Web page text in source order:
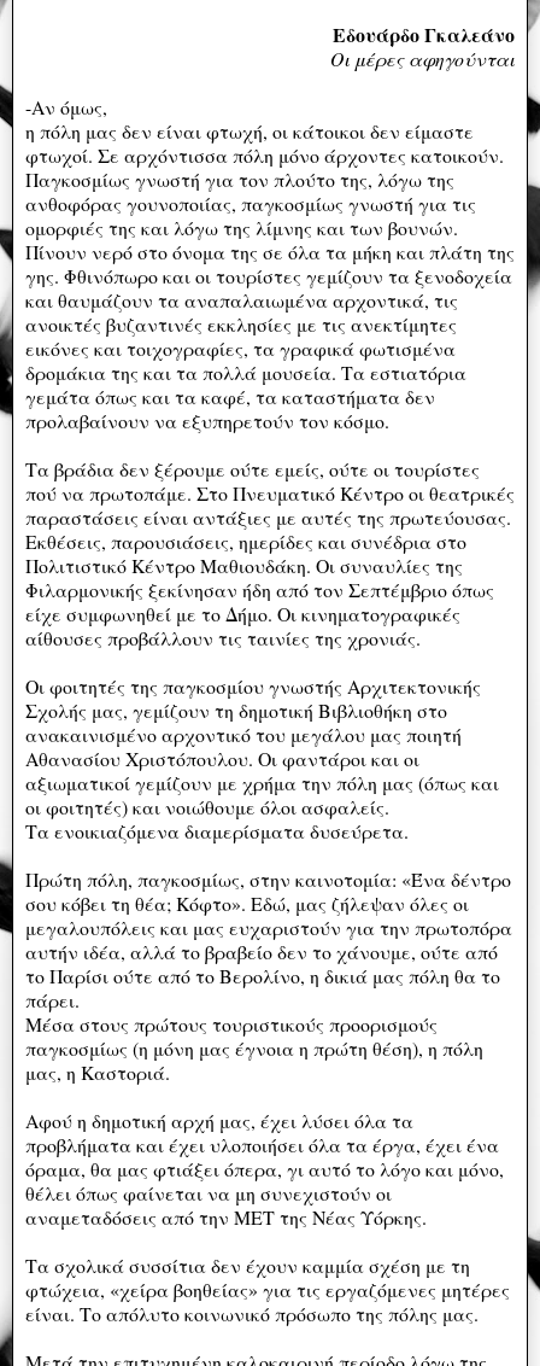
Εδουάρδο Γκαλεάνο
Οι μέρες αφηγούνται
-Αν όμως,
η πόλη μας δεν είναι φτωχή, οι κάτοικοι δεν είμαστε
φτωχοί. Σε αρχόντισσα πόλη μόνο άρχοντες κατοικούν.
Παγκοσμίως γνωστή για τον πλούτο της, λόγω της
ανθοφόρας γουνοποιίας, παγκοσμίως γνωστή για τις
ομορφιές της και λόγω της λίμνης και των βουνών.
Πίνουν νερό στο όνομα της σε όλα τα μήκη και πλάτη της
γης. Φθινόπωρο και οι τουρίστες γεμίζουν τα ξενοδοχεία
και θαυμάζουν τα αναπαλαιωμένα αρχοντικά, τις
ανοικτές βυζαντινές εκκλησίες με τις ανεκτίμητες
εικόνες και τοιχογραφίες, τα γραφικά φωτισμένα
δρομάκια της και τα πολλά μουσεία. Τα εστιατόρια
γεμάτα όπως και τα καφέ, τα καταστήματα δεν
προλαβαίνουν να εξυπηρετούν τον κόσμο.
Τα βράδια δεν ξέρουμε ούτε εμείς, ούτε οι τουρίστες
πού να πρωτοπάμε. Στο Πνευματικό Κέντρο οι θεατρικές
παραστάσεις είναι αντάξιες με αυτές της πρωτεύουσας.
Εκθέσεις, παρουσιάσεις, ημερίδες και συνέδρια στο
Πολιτιστικό Κέντρο Μαθιουδάκη. Οι συναυλίες της
Φιλαρμονικής ξεκίνησαν ήδη από τον Σεπτέμβριο όπως
είχε συμφωνηθεί με το Δήμο. Οι κινηματογραφικές
αίθουσες προβάλλουν τις ταινίες της χρονιάς.
Οι φοιτητές της παγκοσμίου γνωστής Αρχιτεκτονικής
Σχολής μας, γεμίζουν τη δημοτική Βιβλιοθήκη στο
ανακαινισμένο αρχοντικό του μεγάλου μας ποιητή
Αθανασίου Χριστόπουλου. Οι φαντάροι και οι
αξιωματικοί γεμίζουν με χρήμα την πόλη μας (όπως και
οι φοιτητές) και νοιώθουμε όλοι ασφαλείς.
Τα ενοικιαζόμενα διαμερίσματα δυσεύρετα.
Πρώτη πόλη, παγκοσμίως, στην καινοτομία: «Ένα δέντρο
σου κόβει τη θέα; Κόφτο». Εδώ, μας ζήλεψαν όλες οι
μεγαλουπόλεις και μας ευχαριστούν για την πρωτοπόρα
αυτήν ιδέα, αλλά το βραβείο δεν το χάνουμε, ούτε από
το Παρίσι ούτε από το Βερολίνο, η δικιά μας πόλη θα το
πάρει.
Μέσα στους πρώτους τουριστικούς προορισμούς
παγκοσμίως (η μόνη μας έγνοια η πρώτη θέση), η πόλη
μας, η Καστοριά.
Αφού η δημοτική αρχή μας, έχει λύσει όλα τα
προβλήματα και έχει υλοποιήσει όλα τα έργα, έχει ένα
όραμα, θα μας φτιάξει όπερα, γι αυτό το λόγο και μόνο,
θέλει όπως φαίνεται να μη συνεχιστούν οι
αναμεταδόσεις από την ΜΕΤ της Νέας Υόρκης.
Τα σχολικά συσσίτια δεν έχουν καμμία σχέση με τη
φτώχεια, «χείρα βοηθείας» για τις εργαζόμενες μητέρες
είναι. Το απόλυτο κοινωνικό πρόσωπο της πόλης μας.